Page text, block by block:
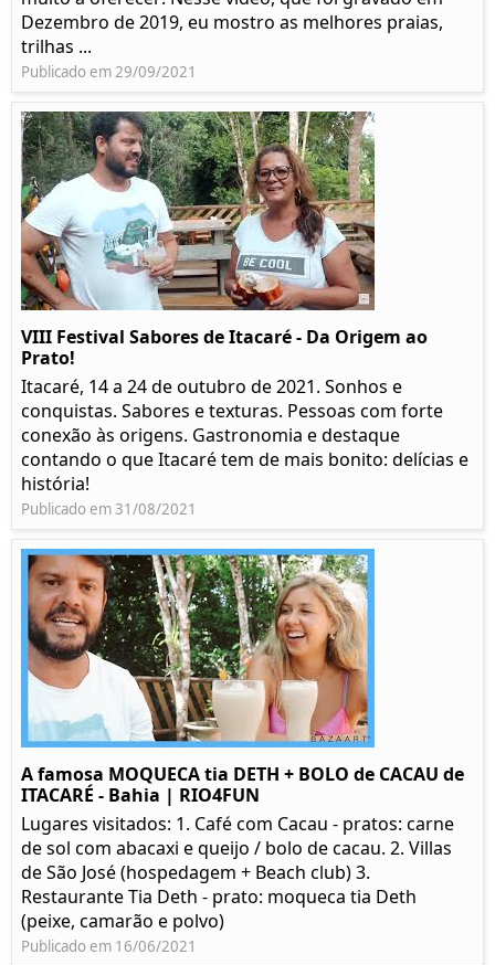
Dezembro de 2019, eu mostro as melhores praias,
trilhas ...
Publicado em 29/09/2021
VIII Festival Sabores de Itacaré - Da Origem ao
Prato!
Itacaré, 14 a 24 de outubro de 2021. Sonhos e
conquistas. Sabores e texturas. Pessoas com forte
conexão às origens. Gastronomia e destaque
contando o que Itacaré tem de mais bonito: delícias e
história!
Publicado em 31/08/2021
A famosa MOQUECA tia DETH + BOLO de CACAU de
ITACARÉ - Bahia | RIO4FUN
Lugares visitados: 1. Café com Cacau - pratos: carne
de sol com abacaxi e queijo / bolo de cacau. 2. Villas
de São José (hospedagem + Beach club) 3.
Restaurante Tia Deth - prato: moqueca tia Deth
(peixe, camarão e polvo)
Publicado em 16/06/2021